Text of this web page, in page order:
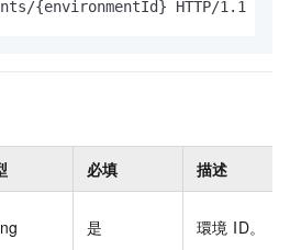
{environmentId} HTTP/1.1
必填 描述
是 環境 ID。